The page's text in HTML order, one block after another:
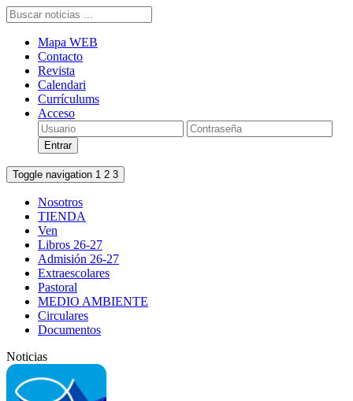
Mapa WEB
Contacto
Revista
Calendari
Currículums
Acceso
Toggle navigation 1 2 3
Nosotros
TIENDA
Ven
Libros 26-27
Admisión 26-27
Extraescolares
Pastoral
MEDIO AMBIENTE
Circulares
Documentos
Noticias